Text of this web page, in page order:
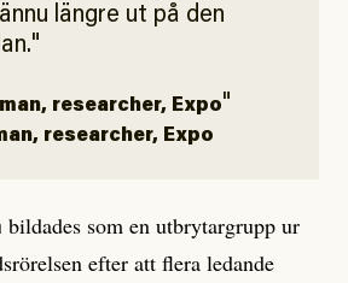
längre ut på den
researcher, Expo
researcher, Expo
bildades som en utbrytargrupp ur
efter att flera ledande